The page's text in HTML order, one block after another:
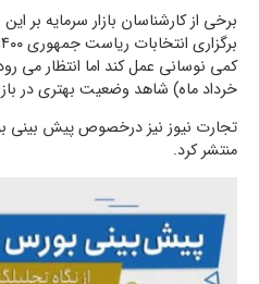
برخی از کارشناسان بازار سرمایه بر
کمی نوسانی عمل کند اما انتظار می
خرداد ماه) شاهد وضعیت بهتری در
تجارت نیوز نیز درخصوص پیش بینی
منتشر کرد.